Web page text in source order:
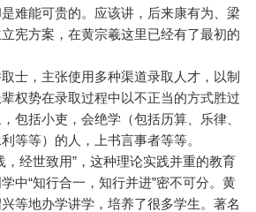
难能可贵的。应该讲，后来康有为、梁
宪方案，在黄宗羲这里已经有了最初的
士，主张使用多种渠道录取人才，以制
权势在录取过程中以不正当的方式胜过
包括小吏，会绝学（包括历算、乐律、
等等）的人，上书言事者等等。
，经世致用”，这种理论实践并重的教育
中“知行合一，知行并进”密不可分。黄
等地办学讲学，培养了很多学生。著名